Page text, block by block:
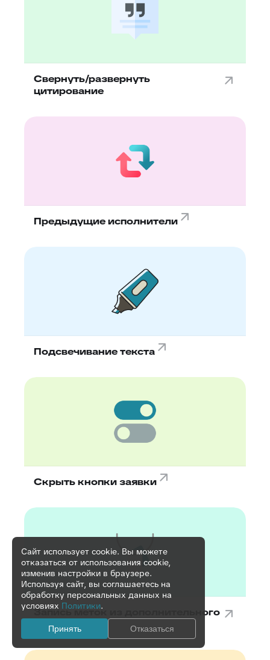
Свернуть/развернуть
цитирование
Предыдущие исполнители
Подсвечивание текста
Скрыть кнопки заявки
Запись меток из дополнительного
поля
Сайт использует cookie. Вы можете
отказаться от использования cookie,
изменив настройки в браузере.
Используя сайт, вы соглашаетесь на
обработку персональных данных на
условиях Политики.
Принять Отказаться